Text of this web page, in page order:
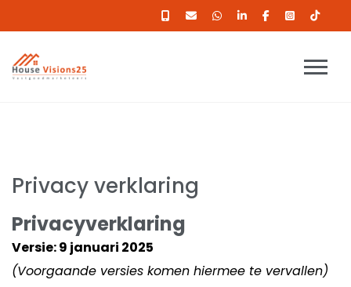
Privacy verklaring
Privacyverklaring
Versie: 9 januari 2025
(Voorgaande versies komen hiermee te vervallen)